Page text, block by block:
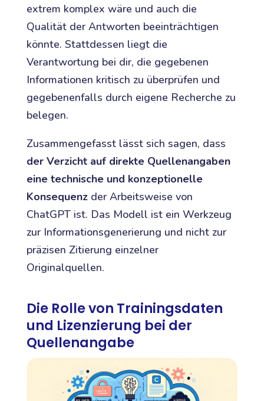
extrem komplex wäre und auch die
Qualität der Antworten beeinträchtigen
könnte. Stattdessen liegt die
Verantwortung bei dir, die gegebenen
Informationen kritisch zu überprüfen und
gegebenenfalls durch eigene Recherche zu
belegen.
Zusammengefasst lässt sich sagen, dass
der Verzicht auf direkte Quellenangaben
eine technische und konzeptionelle
Konsequenzder Arbeitsweise von
ChatGPT ist. Das Modell ist ein Werkzeug
zur Informationsgenerierung und nicht zur
präzisen Zitierung einzelner
Originalquellen.
Die Rolle von Trainingsdaten
und Lizenzierung bei der
Quellenangabe